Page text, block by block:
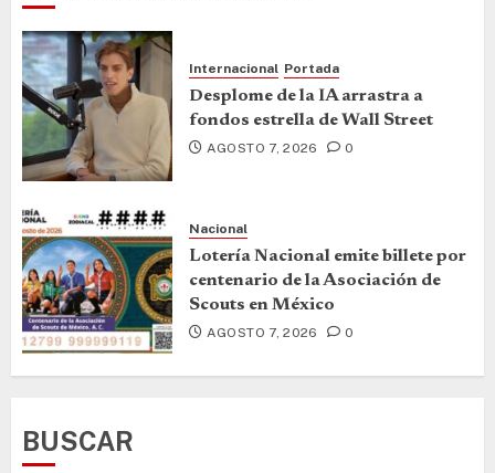
Internacional Portada
Desplome de la IA arrastra a
fondos estrella de Wall Street
AGOSTO 7, 2026 0
Nacional
Lotería Nacional emite billete por
centenario de la Asociación de
Scouts en México
AGOSTO 7, 2026 0
BUSCAR